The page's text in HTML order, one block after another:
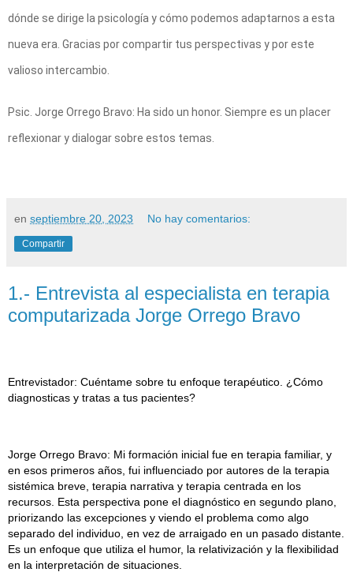
dónde se dirige la psicología y cómo podemos adaptarnos a esta
nueva era. Gracias por compartir tus perspectivas y por este
valioso intercambio.
Psic. Jorge Orrego Bravo: Ha sido un honor. Siempre es un placer
reflexionar y dialogar sobre estos temas.
en septiembre 20, 2023 No hay comentarios:
Compartir
1.- Entrevista al especialista en terapia
computarizada Jorge Orrego Bravo
Entrevistador: Cuéntame sobre tu enfoque terapéutico. ¿Cómo
diagnosticas y tratas a tus pacientes?
Jorge Orrego Bravo: Mi formación inicial fue en terapia familiar, y
en esos primeros años, fui influenciado por autores de la terapia
sistémica breve, terapia narrativa y terapia centrada en los
recursos. Esta perspectiva pone el diagnóstico en segundo plano,
priorizando las excepciones y viendo el problema como algo
separado del individuo, en vez de arraigado en un pasado distante.
Es un enfoque que utiliza el humor, la relativización y la flexibilidad
en la interpretación de situaciones.